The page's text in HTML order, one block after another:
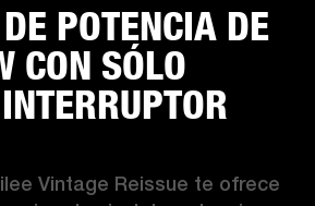
POTENCIA DE
SÓLO
Vintage Reissue te ofrece